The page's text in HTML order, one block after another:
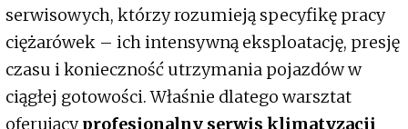
serwisowych, którzy rozumieją specyfikę pracy
ciężarówek – ich intensywną eksploatację, presję
czasu i konieczność utrzymania pojazdów w
ciągłej gotowości. Właśnie dlatego warsztat
oferującyprofesjonalny serwis klimatyzacji